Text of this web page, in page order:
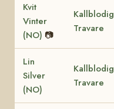
Kvit
Vinter
(NO) 📷
Kallblodig
Travare
Lin
Silver
(NO)
Kallblodig
Travare